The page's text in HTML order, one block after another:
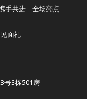
手共进，全场亮点
面礼
号3栋501房